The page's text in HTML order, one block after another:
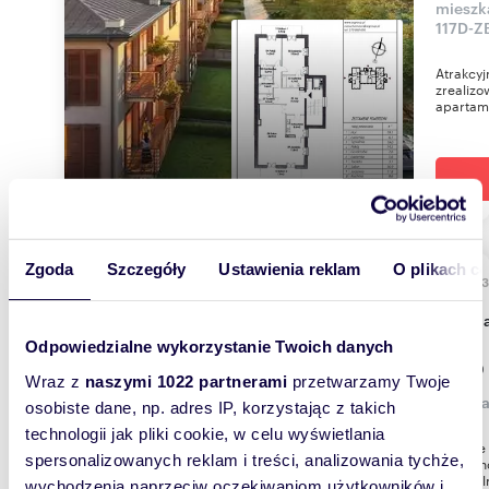
Zgoda Szczegóły Ustawienia reklam O plikach
Odpowiedzialne wykorzystanie Twoich danych
Wraz z naszymi 1022 partnerami przetwarzamy Twoje
osobiste dane, np. adres IP, korzystając z takich
technologii jak pliki cookie, w celu wyświetlania
spersonalizowanych reklam i treści, analizowania tychże,
117D-
dom
1
dom
Poznaj